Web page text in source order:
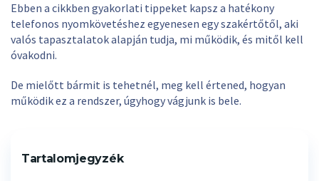
Ebben a cikkben gyakorlati tippeket kapsz a hatékony
telefonos nyomkövetéshez egyenesen egy szakértőtől, aki
valós tapasztalatok alapján tudja, mi működik, és mitől kell
óvakodni.
De mielőtt bármit is tehetnél, meg kell értened, hogyan
működik ez a rendszer, úgyhogy vágjunk is bele.
Tartalomjegyzék